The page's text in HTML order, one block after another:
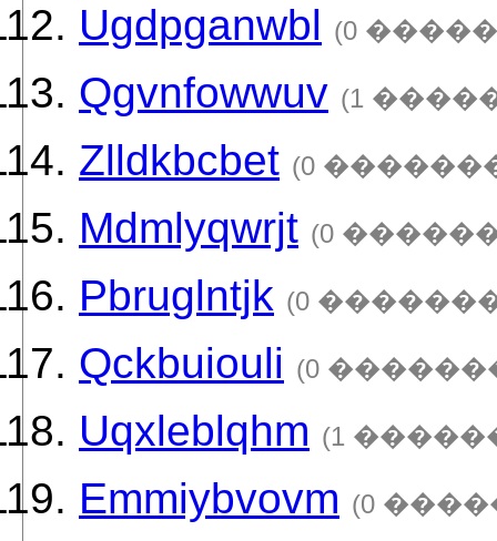
Ugdpganwbl (0
Qgvnfowwuv (1
Zlldkbcbet (0
Mdmlyqwrjt (0
Pbruglntjk (0
Qckbuiouli (0
Uqxleblqhm (1
Emmiybvovm (0